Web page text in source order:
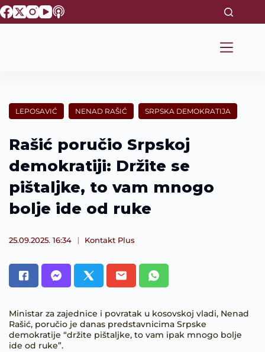
S
k
e
t
LEPOSAVIĆ NENAD RAŠIĆ SRPSKA DEMOKRATIJA
Rašić poručio Srpskoj
demokratiji: Držite se
pištaljke, to vam mnogo
bolje ide od ruke
25.09.2025. 16:34 Kontakt Plus
Ministar za zajednice i povratak u kosovskoj vladi, Nenad
Rašić, poručio je danas predstavnicima Srpske
demokratije “držite pištaljke, to vam ipak mnogo bolje
ide od ruke”.